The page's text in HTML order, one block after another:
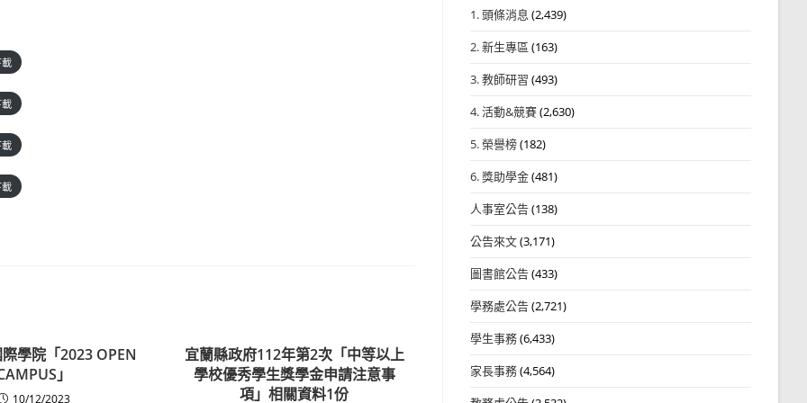
學院「2023 OPEN
」
10/12/2023
宜蘭縣政府112年第2次「中等以上
學校優秀學生獎學金申請注意事
項」相關資料1份
1. 頭條消息 (2,439)
2. 新生專區 (163)
3. 教師研習 (493)
4. 活動&競賽(2,630)
5. 榮譽榜(182)
6. 獎助學金(481)
人事室公告(138)
公告來文(3,171)
圖書館公告(433)
學務處公告(2,721)
學生事務(6,433)
家長事務(4,564)